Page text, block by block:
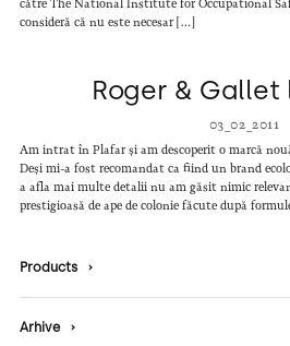
către The National Institute for Occupational
consideră că nu este necesar […]
Roger &
03_02_2011
Am intrat în Plafar și am descoperit o marcă
Deși mi-a fost recomandat ca fiind un brand
a afla mai multe detalii nu am găsit nimic
prestigioasă de ape de colonie făcute după
Products ›
Arhive ›